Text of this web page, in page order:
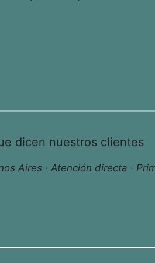
dicen nuestros clientes
Aires · Atención directa ·